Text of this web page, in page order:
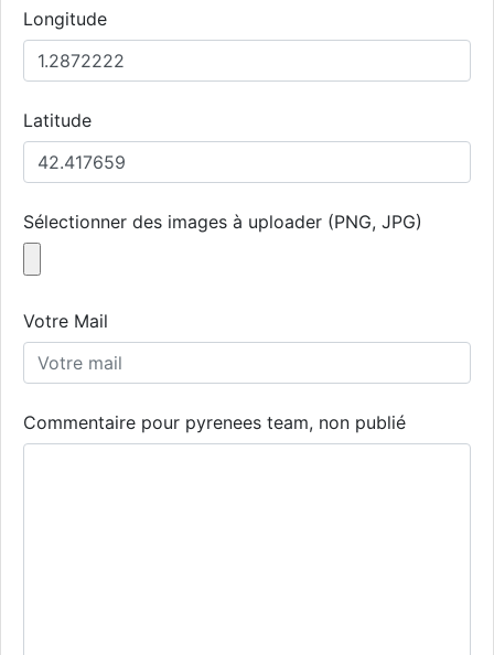
Longitude
Latitude
Sélectionner des images à uploader (PNG, JPG)
Votre Mail
Commentaire pour pyrenees team, non publié